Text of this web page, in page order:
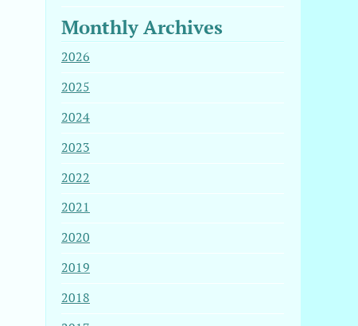
Monthly Archives
2026
2025
2024
2023
2022
2021
2020
2019
2018